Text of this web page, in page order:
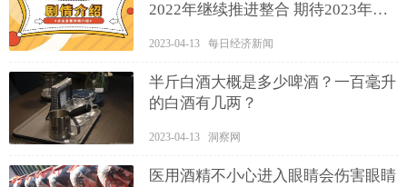
2022年继续推进整合 期待2023年全
2023-04-13 每日经济新闻
半斤白酒大概是多少啤酒？一百毫升
的白酒有几两？
2023-04-13 洞察网
医用酒精不小心进入眼睛会伤害眼睛